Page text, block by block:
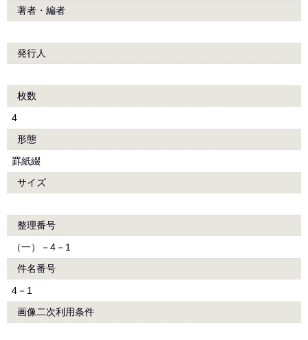
著者・編者
発行人
枚数
4
形態
罫紙綴
サイズ
整理番号
（一）－4－1
件名番号
4－1
画像二次利用条件